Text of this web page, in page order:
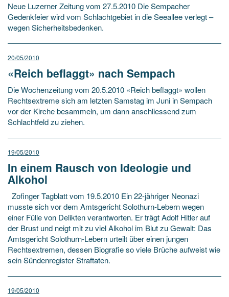
Neue Luzerner Zeitung vom 27.5.2010 Die Sempacher
Gedenkfeier wird vom Schlachtgebiet in die Seeallee verlegt –
wegen Sicherheitsbedenken.
20/05/2010
«Reich beflaggt» nach Sempach
Die Wochenzeitung vom 20.5.2010 «Reich beflaggt» wollen
Rechtsextreme sich am letzten Samstag im Juni in Sempach
vor der Kirche besammeln, um dann anschliessend zum
Schlachtfeld zu ziehen.
19/05/2010
In einem Rausch von Ideologie und
Alkohol
Zofinger Tagblatt vom 19.5.2010 Ein 22-jähriger Neonazi
musste sich vor dem Amtsgericht Solothurn-Lebern wegen
einer Fülle von Delikten verantworten. Er trägt Adolf Hitler auf
der Brust und neigt mit zu viel Alkohol im Blut zu Gewalt: Das
Amtsgericht Solothurn-Lebern urteilt über einen jungen
Rechtsextremen, dessen Biografie so viele Brüche aufweist wie
sein Sündenregister Straftaten.
19/05/2010